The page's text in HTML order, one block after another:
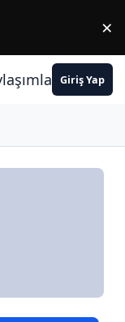
×
Giriş Yap